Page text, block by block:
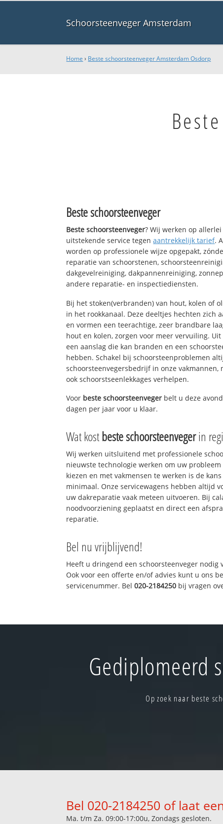
Schoorsteenveger Amsterdam
Home › Beste schoorsteenveger Amsterdam Osdorp
Beste schoorsteenveger
Beste schoorsteenveger? Wij werken op
uitstekende service tegenaantrekkelijk tarief.
worden op professionele wijze opgepakt,
reparatie van schoorstenen,
dakgevelreiniging, dakpannenreiniging,
andere reparatie- en inspectiediensten.
Bij het stoken(verbranden) van hout, kolen of
in het rookkanaal. Deze deeltjes hechten zich
en vormen een teerachtige, zeer brandbare
hout en kolen, zorgen voor meer vervuiling.
een aanslag die kan branden en een
hebben. Schakel bij schoorsteenproblemen
schoorsteenvegersbedrijf in onze vakmannen,
ook schoorstseenlekkages verhelpen.
Voor beste schoorsteenveger belt u deze
dagen per jaar voor u klaar.
Wat kostbeste schoorsteenvegerin
Wij werken uitsluitend met professionele
nieuwste technologie werken om uw
kiezen en met vakmensen te werken is de
minimaal. Onze servicewagens hebben altijd
uw dakreparatie vaak meteen uitvoeren. Bij
noodvoorziening geplaatst en direct een
reparatie.
Bel nu vrijblijvend!
Heeft u dringend een schoorsteenveger nodig
Ook voor een offerte en/of advies kunt u ons
servicenummer. Bel020-2184250 bij vragen
Gediplomeerd
Op zoek naar beste
Bel 020-2184250 of laat
Ma. t/m Za. 09:00-17:00u, Zondags gesloten.